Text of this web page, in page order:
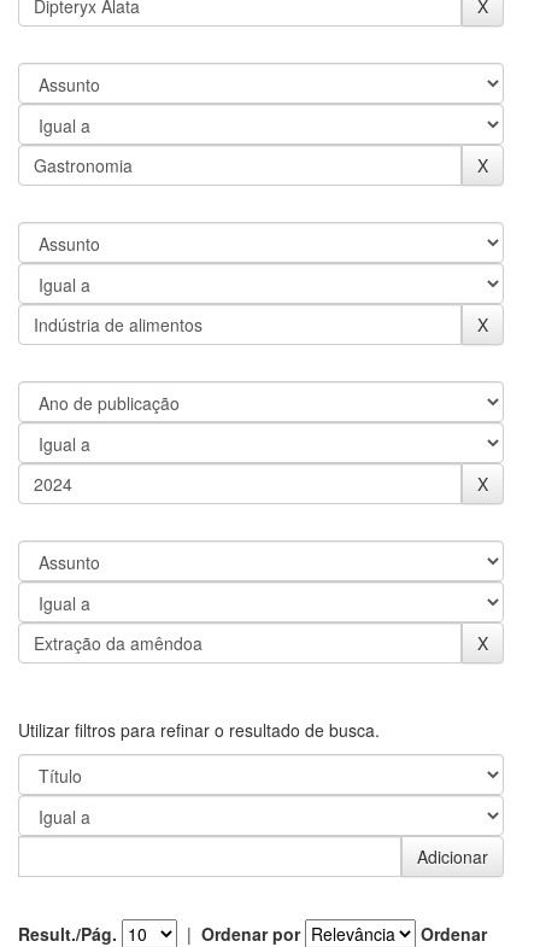
Utilizar filtros para refinar o resultado de busca.
Result./Pág. | Ordenar por
Ordenar